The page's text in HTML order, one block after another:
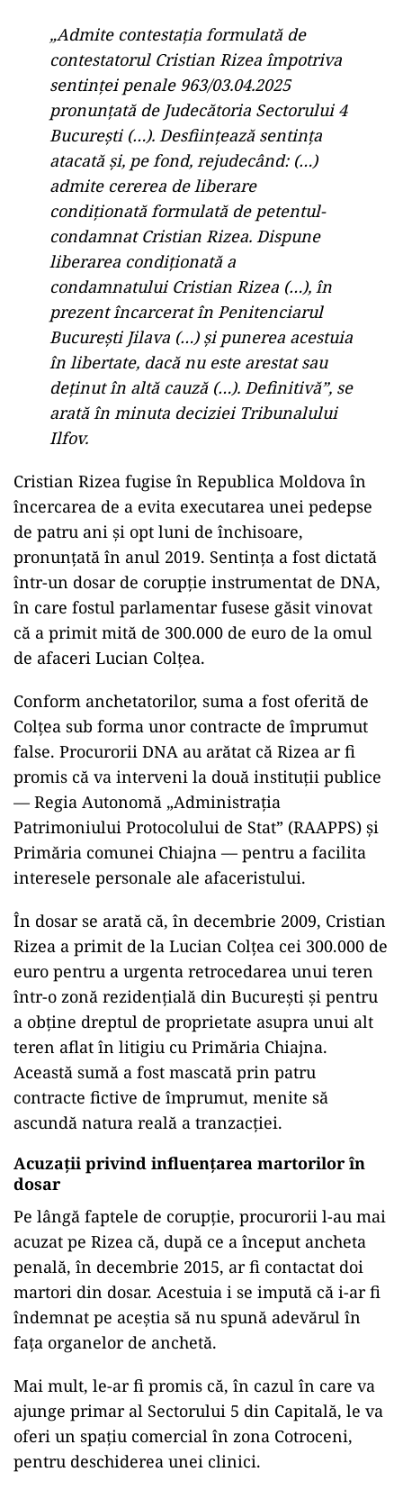
„Admite contestația formulată de
contestatorul Cristian Rizea împotriva
sentinței penale 963/03.04.2025
pronunțată de Judecătoria Sectorului 4
București (…). Desființează sentința
atacată și, pe fond, rejudecând: (…)
admite cererea de liberare
condiționată formulată de petentul-
condamnat Cristian Rizea. Dispune
liberarea condiționată a
condamnatului Cristian Rizea (…), în
prezent încarcerat în Penitenciarul
București Jilava (…) și punerea acestuia
în libertate, dacă nu este arestat sau
deținut în altă cauză (…). Definitivă”, se
arată în minuta deciziei Tribunalului
Ilfov.
Cristian Rizea fugise în Republica Moldova în
încercarea de a evita executarea unei pedepse
de patru ani și opt luni de închisoare,
pronunțată în anul 2019. Sentința a fost dictată
într-un dosar de corupție instrumentat de DNA,
în care fostul parlamentar fusese găsit vinovat
că a primit mită de 300.000 de euro de la omul
de afaceri Lucian Colțea.
Conform anchetatorilor, suma a fost oferită de
Colțea sub forma unor contracte de împrumut
false. Procurorii DNA au arătat că Rizea ar fi
promis că va interveni la două instituții publice
— Regia Autonomă „Administrația
Patrimoniului Protocolului de Stat” (RAAPPS) și
Primăria comunei Chiajna — pentru a facilita
interesele personale ale afaceristului.
În dosar se arată că, în decembrie 2009, Cristian
Rizea a primit de la Lucian Colțea cei 300.000 de
euro pentru a urgenta retrocedarea unui teren
într-o zonă rezidențială din București și pentru
a obține dreptul de proprietate asupra unui alt
teren aflat în litigiu cu Primăria Chiajna.
Această sumă a fost mascată prin patru
contracte fictive de împrumut, menite să
ascundă natura reală a tranzacției.
Acuzații privind influențarea martorilor în
dosar
Pe lângă faptele de corupție, procurorii l-au mai
acuzat pe Rizea că, după ce a început ancheta
penală, în decembrie 2015, ar fi contactat doi
martori din dosar. Acestuia i se impută că i-ar fi
îndemnat pe aceștia să nu spună adevărul în
fața organelor de anchetă.
Mai mult, le-ar fi promis că, în cazul în care va
ajunge primar al Sectorului 5 din Capitală, le va
oferi un spațiu comercial în zona Cotroceni,
pentru deschiderea unei clinici.